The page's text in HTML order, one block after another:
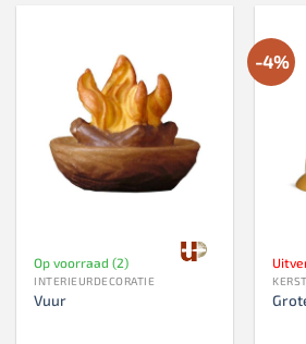
Op voorraad (2)
INTERIEURDECORATIE
Vuur
-4%